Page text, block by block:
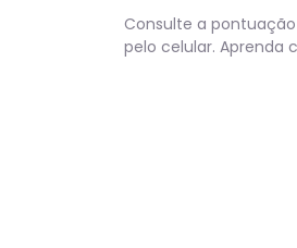
Consulte a
pelo celular. Aprenda